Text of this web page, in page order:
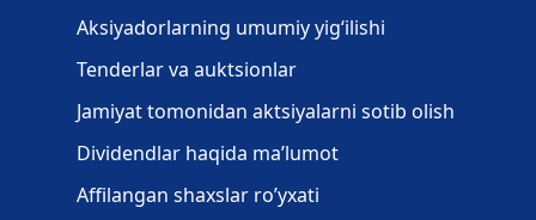
Aksiyadorlarning umumiy yig‘ilishi
Tenderlar va auktsionlar
Jamiyat tomonidan aktsiyalarni sotib olish
Dividendlar haqida ma’lumot
Affilangan shaxslar ro’yxati